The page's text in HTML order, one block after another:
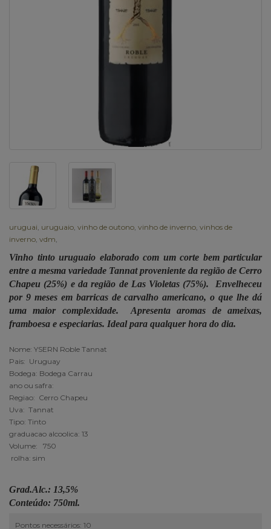
uruguai uruguaio vinho de outono vinho de inverno vinhos de
inverno vdm
Vinho tinto uruguaio elaborado com um corte bem particular
entre a mesma variedade Tannat proveniente da região de Cerro
Chapeu (25%) e da região de Las Violetas (75%). Envelheceu
por 9 meses em barricas de carvalho americano, o que lhe dá
uma maior complexidade. Apresenta aromas de ameixas,
framboesa e especiarias. Ideal para qualquer hora do dia.
Nome: YSERN Roble Tannat
Pais: Uruguay
Bodega: Bodega Carrau
ano ou safra:
Regiao: Cerro Chapeu
Uva: Tannat
Tipo: Tinto
graduacao alcoolica: 13
Volume: 750
rolha: sim
Grad.Alc.: 13,5%
Conteúdo: 750ml.
Pontos necessários: 10